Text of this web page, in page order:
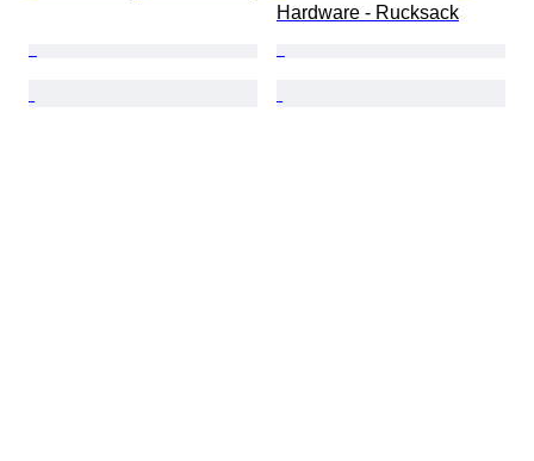
Hardware - Rucksack